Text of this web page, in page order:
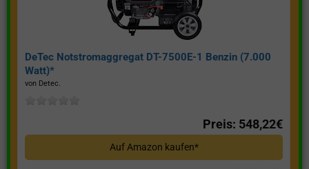
DeTec Notstromaggregat DT-7500E-1 Benzin (7.000
Watt)*
von Detec.
Preis: 548,22€
Auf Amazon kaufen*